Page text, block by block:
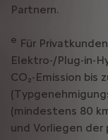
Partnern.
e Für
Elektro-/Plug-in-
CO₂-Emission bis
(mindestens 80
und Vorliegen